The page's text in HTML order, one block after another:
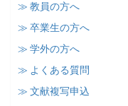
≫ 教員の方へ
≫ 卒業生の方へ
≫ 学外の方へ
≫ よくある質問
≫ 文献複写申込